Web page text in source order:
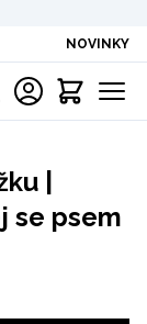
NOVINKY
|
se psem